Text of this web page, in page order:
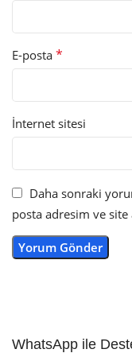
E-posta *
İnternet sitesi
Daha sonraki
posta adresim ve site
WhatsApp ile